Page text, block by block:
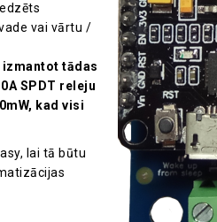
vai vārtu /
tādas
SPDT releju
kad visi
lai tā būtu